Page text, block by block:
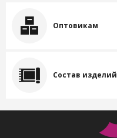
Оптовикам
Состав изделий